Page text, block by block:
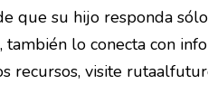
que su hijo responda
lo conecta con
recursos, visite